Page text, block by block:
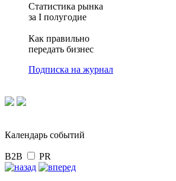
Статистика рынка
за I полугодие
Как правильно
передать бизнес
Подписка на журнал
Календарь событий
B2B PR